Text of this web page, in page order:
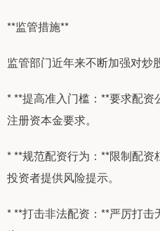
**监管措施**
监管部门近年来不断加强对炒
* **提高准入门槛：**要求配
注册资本金要求。
* **规范配资行为：**限制配
投资者提供风险提示。
* **打击非法配资：**严厉打